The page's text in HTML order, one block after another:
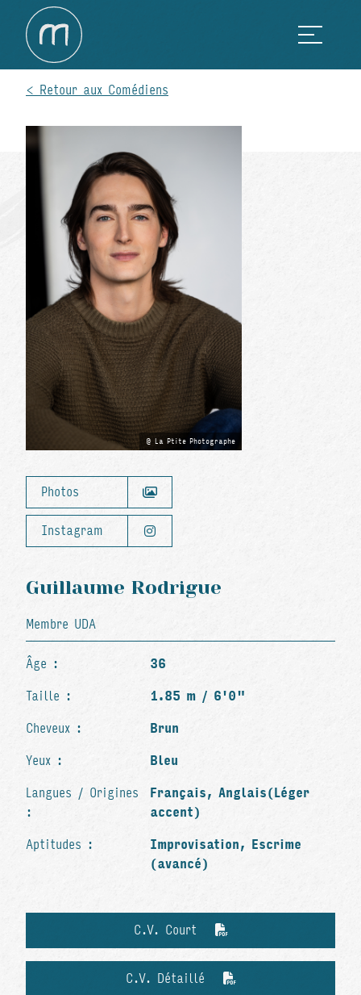
Retour aux Comédiens
La Ptite Photographe
Photos
Instagram
Guillaume Rodrigue
Membre UDA
Âge : 36
Taille : 1.85 m / 6'0"
Cheveux : Brun
Yeux : Bleu
Langues / Origines
:
Français, Anglais(Léger
accent)
Aptitudes :
Improvisation, Escrime
(avancé)
C.V. Court
C.V. Détaillé